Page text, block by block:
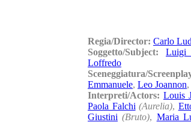
Regia/Director: Carlo
Soggetto/Subject: Luigi
Loffredo
Sceneggiatura/
Emmanuele, Leo Joannon,
Interpreti/Actors: Louis
Paola Falchi (Aurelia),
Giustini (Bruto), Maria